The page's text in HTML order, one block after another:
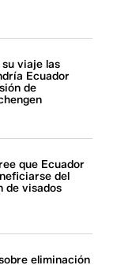
viaje las
Ecuador
de
que Ecuador
del
de visados
eliminación